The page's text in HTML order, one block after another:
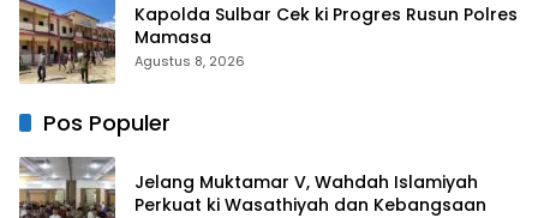
Kapolda Sulbar Cek ki Progres Rusun Polres
Mamasa
Agustus 8, 2026
Pos Populer
Jelang Muktamar V, Wahdah Islamiyah
Perkuat ki Wasathiyah dan Kebangsaan